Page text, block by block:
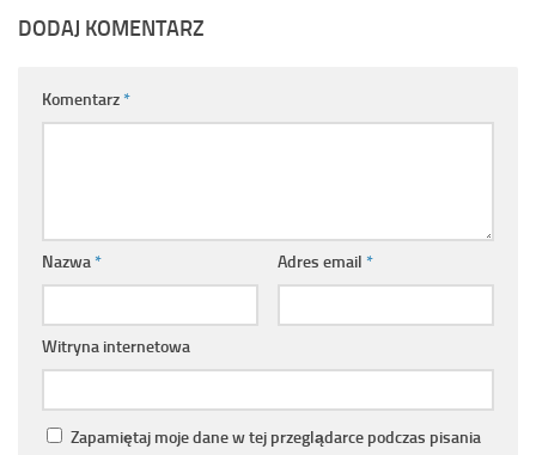
DODAJ KOMENTARZ
Komentarz*
Nazwa* Adres email *
Witryna internetowa
Zapamiętaj moje dane w tej przeglądarce podczas pisania